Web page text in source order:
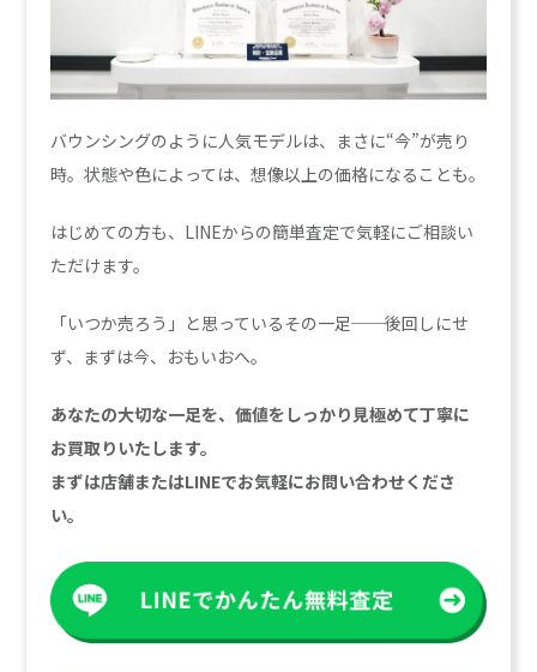
バウンシングのように人気モデルは、まさに“今”が売り
時。状態や色によっては、想像以上の価格になることも。
はじめての方も、LINEからの簡単査定で気軽にご相談い
ただけます。
「いつか売ろう」と思っているその一足──後回しにせ
ず、まずは今、おもいおへ。
あなたの大切な一足を、価値をしっかり見極めて丁寧に
お買取りいたします。
まずは店舗またはLINEでお気軽にお問い合わせくださ
い。